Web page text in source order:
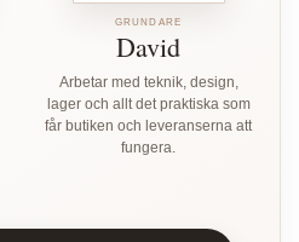
GRUNDARE
David
Arbetar med teknik, design,
lager och allt det praktiska som
får butiken och leveranserna att
fungera.